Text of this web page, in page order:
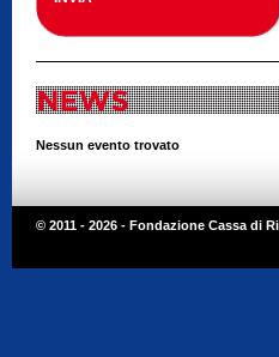
Nessun evento trovato
© 2011 - 2026 - Fondazione Cassa di